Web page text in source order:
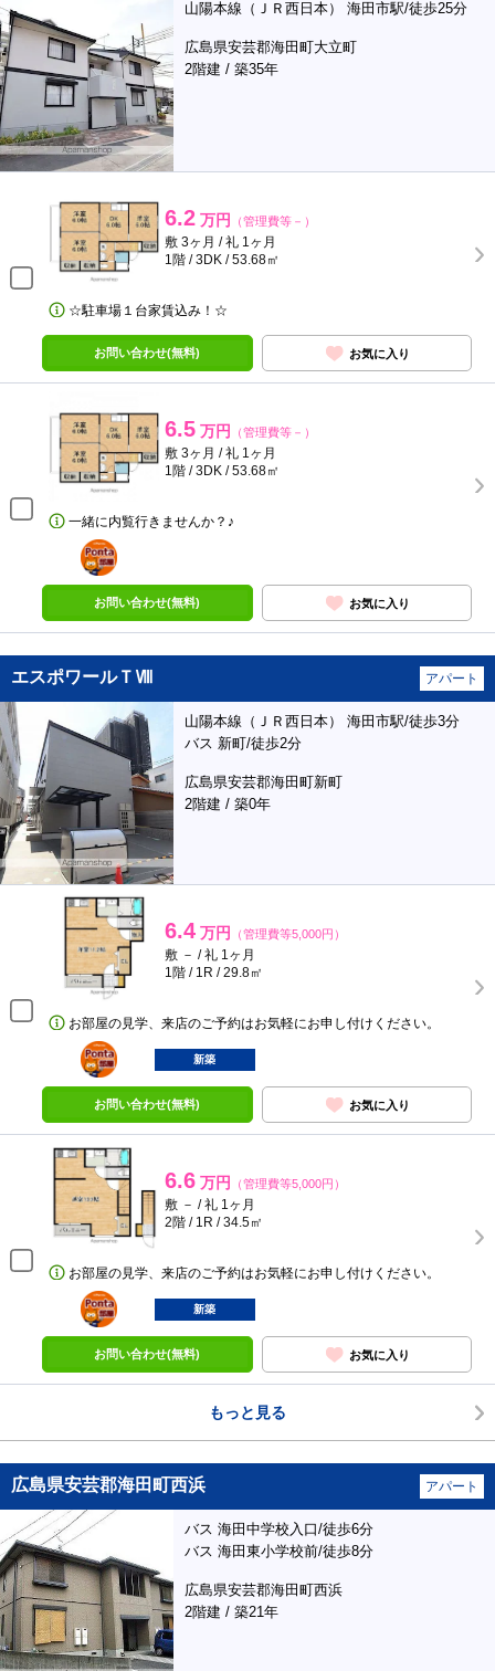
山陽本線（ＪＲ西日本） 海田市駅/徒歩25分
広島県安芸郡海田町大立町
2階建 / 築35年
6.2 万円 （管理費等－）
敷 3ヶ月 / 礼 1ヶ月
1階 / 3DK / 53.68㎡
☆駐車場１台家賃込み！☆
お問い合わせ(無料) お気に入り
6.5 万円 （管理費等－）
敷 3ヶ月 / 礼 1ヶ月
1階 / 3DK / 53.68㎡
一緒に内覧行きませんか？♪
ポンタ
部屋
お問い合わせ(無料) お気に入り
エスポワールＴⅧ アパート
山陽本線（ＪＲ西日本） 海田市駅/徒歩3分
バス 新町/徒歩2分
広島県安芸郡海田町新町
2階建 / 築0年
6.4 万円 （管理費等5,000円）
敷 － / 礼 1ヶ月
1階 / 1R / 29.8㎡
お部屋の見学、来店のご予約はお気軽にお申し付けください。
ポンタ
部屋
新築
お問い合わせ(無料) お気に入り
6.6 万円 （管理費等5,000円）
敷 － / 礼 1ヶ月
2階 / 1R / 34.5㎡
お部屋の見学、来店のご予約はお気軽にお申し付けください。
ポンタ
部屋
新築
お問い合わせ(無料) お気に入り
もっと見る
広島県安芸郡海田町西浜 アパート
バス 海田中学校入口/徒歩6分
バス 海田東小学校前/徒歩8分
広島県安芸郡海田町西浜
2階建 / 築21年